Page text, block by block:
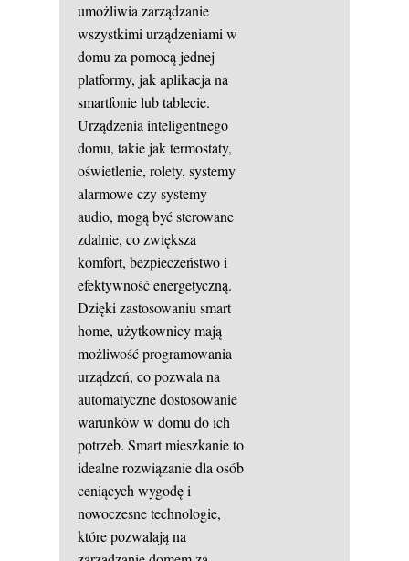
umożliwia zarządzanie
wszystkimi urządzeniami w
domu za pomocą jednej
platformy, jak aplikacja na
smartfonie lub tablecie.
Urządzenia inteligentnego
domu, takie jak termostaty,
oświetlenie, rolety, systemy
alarmowe czy systemy
audio, mogą być sterowane
zdalnie, co zwiększa
komfort, bezpieczeństwo i
efektywność energetyczną.
Dzięki zastosowaniu smart
home, użytkownicy mają
możliwość programowania
urządzeń, co pozwala na
automatyczne dostosowanie
warunków w domu do ich
potrzeb. Smart mieszkanie to
idealne rozwiązanie dla osób
ceniących wygodę i
nowoczesne technologie,
które pozwalają na